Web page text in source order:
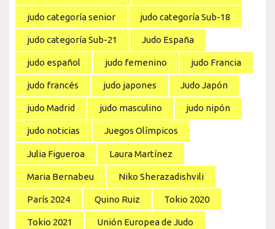
judo categoría senior judo categoría Sub-18
judo categoría Sub-21 Judo España
judo español judo femenino judo Francia
judo francés judo japones Judo Japón
judo Madrid judo masculino judo nipón
judo noticias Juegos Olímpicos
Julia Figueroa Laura Martínez
Maria Bernabeu Niko Sherazadishvili
París 2024 Quino Ruiz Tokio 2020
Tokio 2021 Unión Europea de Judo